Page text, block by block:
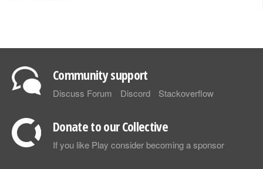
Community support
Discuss Forum Discord Stackoverflow
Donate to our Collective
If you like Play consider becoming a sponsor